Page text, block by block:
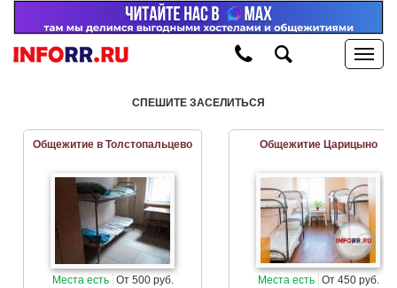
СПЕШИТЕ ЗАСЕЛИТЬСЯ
Общежитие в Толстопальцево
Места есть От 500 руб.
Общежитие Царицыно
Места есть От 450 руб.